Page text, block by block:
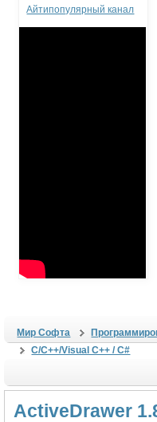
Айтипопулярный канал
Мир Софта
C/C++/Visual C++ / C#
ActiveDrawer